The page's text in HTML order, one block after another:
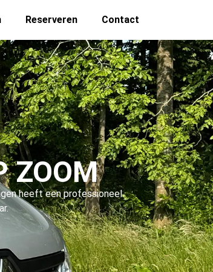
Reserveren Contact
ZOOM
heeft een professioneel